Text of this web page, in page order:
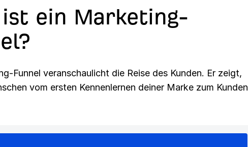
ist ein Marketing-
Funnel veranschaulicht die Reise des Kunden. Er zeigt,
vom ersten Kennenlernen deiner Marke zum Kunden